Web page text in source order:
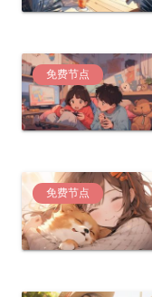
免费节点
免费节点